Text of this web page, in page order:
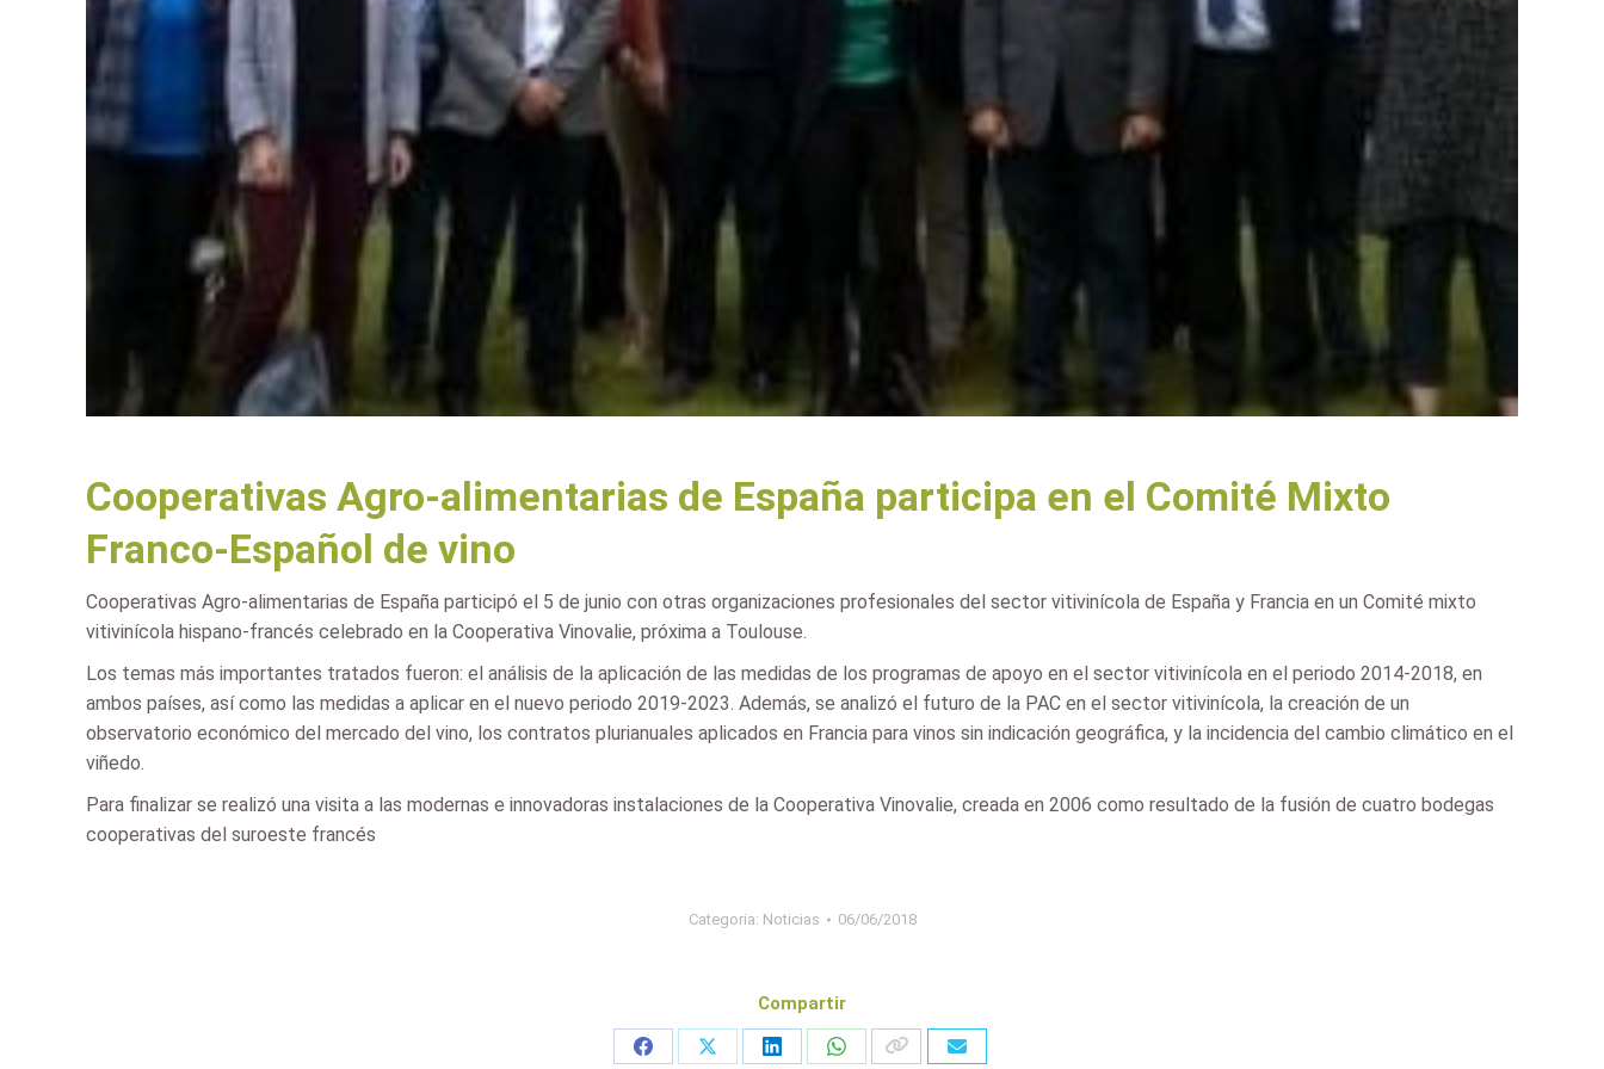
Cooperativas Agro-alimentarias de España participa en el Comité Mixto
Franco-Español de vino
Cooperativas Agro-alimentarias de España participó el 5 de junio con otras organizaciones profesionales del sector vitivinícola de España y Francia en un Comité mixto
vitivinícola hispano-francés celebrado en la Cooperativa Vinovalie, próxima a Toulouse.
Los temas más importantes tratados fueron: el análisis de la aplicación de las medidas de los programas de apoyo en el sector vitivinícola en el periodo 2014-2018, en
ambos países, así como las medidas a aplicar en el nuevo periodo 2019-2023. Además, se analizó el futuro de la PAC en el sector vitivinícola, la creación de un
observatorio económico del mercado del vino, los contratos plurianuales aplicados en Francia para vinos sin indicación geográfica, y la incidencia del cambio climático en el
viñedo.
Para finalizar se realizó una visita a las modernas e innovadoras instalaciones de la Cooperativa Vinovalie, creada en 2006 como resultado de la fusión de cuatro bodegas
cooperativas del suroeste francés
Categoria: Noticias 06/06/2018
Compartir
Share
Share
Share
Share